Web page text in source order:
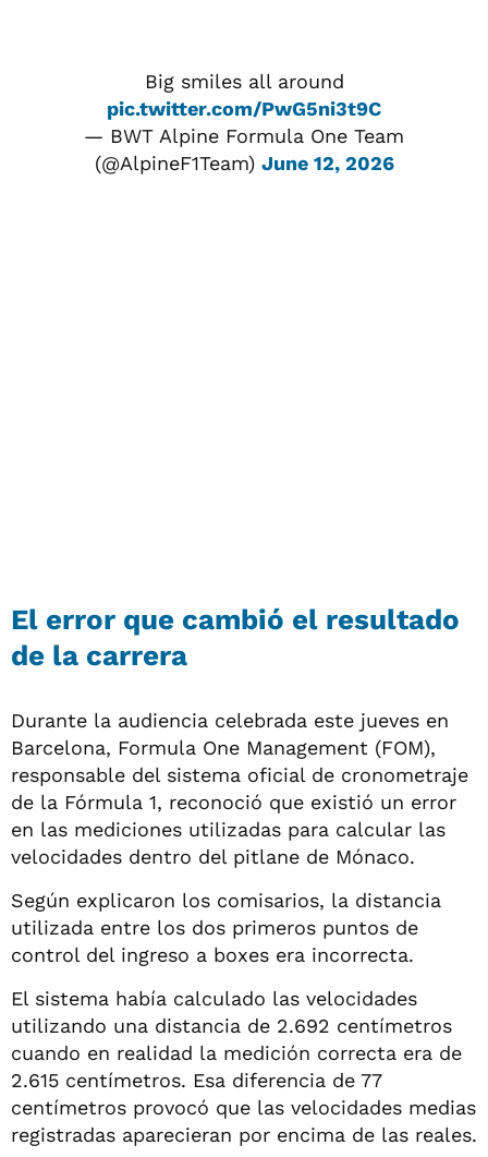
Big smiles all around
pic.twitter.com/PwG5ni3t9C
— BWT Alpine Formula One Team
(@AlpineF1Team) June 12, 2026
El error que cambió el resultado
de la carrera
Durante la audiencia celebrada este jueves en
Barcelona, Formula One Management (FOM),
responsable del sistema oficial de cronometraje
de la Fórmula 1, reconoció que existió un error
en las mediciones utilizadas para calcular las
velocidades dentro del pitlane de Mónaco.
Según explicaron los comisarios, la distancia
utilizada entre los dos primeros puntos de
control del ingreso a boxes era incorrecta.
El sistema había calculado las velocidades
utilizando una distancia de 2.692 centímetros
cuando en realidad la medición correcta era de
2.615 centímetros. Esa diferencia de 77
centímetros provocó que las velocidades medias
registradas aparecieran por encima de las reales.